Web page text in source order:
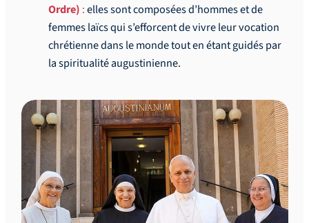
Ordre) :elles sont composées d’hommes et de
femmes laïcs qui s’efforcent de vivre leur vocation
chrétienne dans le monde tout en étant guidés par
la spiritualité augustinienne.